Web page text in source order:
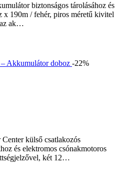
biztonságos tárolásához és
x 190m / fehér, piros méretű kivitel
az ak…
-22%
külső csatlakozós
és elektromos csónakmotoros
két 12…